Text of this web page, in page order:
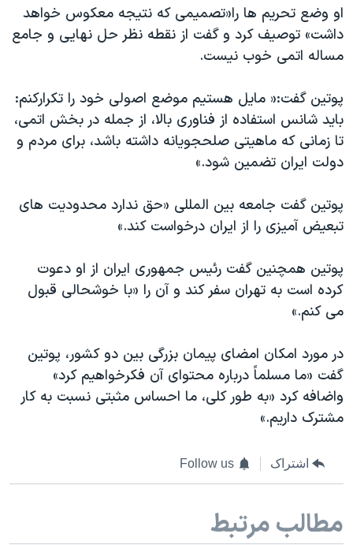
همایش محافظه‌کاران آمریکا «سی‌پک»
صفحه‌های ویژه
او وضع تحریم ها را«تصمیمی که نتیجه معکوس خواهد
داشت» توصیف کرد و گفت از نقطه نظر حل نهایی و جامع
مساله اتمی خوب نیست.
پوتین گفت:« مایل هستیم موضع اصولی خود را تکرارکنم:
باید شانس استفاده از فناوری بالا، از جمله در بخش اتمی،
تا زمانی که ماهیتی صلحجویانه داشته باشد، برای مردم و
دولت ایران تضمین شود.»
پوتین گفت جامعه بین المللی «حق ندارد محدودیت های
تبعیض آمیزی را از ایران درخواست کند.»
پوتین همچنین گفت رئیس جمهوری ایران از او دعوت
کرده است به تهران سفر کند و آن را «با خوشحالی قبول
می کنم.»
در مورد امکان امضای پیمان بزرگی بین دو کشور، پوتین
گفت «ما مسلماً درباره محتوای آن فکرخواهیم کرد»
واضافه کرد «به طور کلی، ما احساس مثبتی نسبت به کار
مشترک داریم.»
اشتراک Follow us
مطالب مرتبط